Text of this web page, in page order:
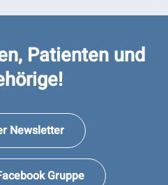
Patienten und
Newsletter
Gruppe